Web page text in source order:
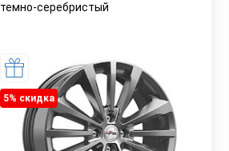
темно-серебристый
5% cкидка